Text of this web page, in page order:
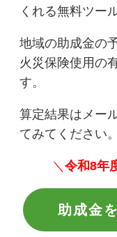
くれる無料ツー
地域の助成金の
火災保険使用の
す。
算定結果はメー
てみてください。
＼ 令和8年
助成金